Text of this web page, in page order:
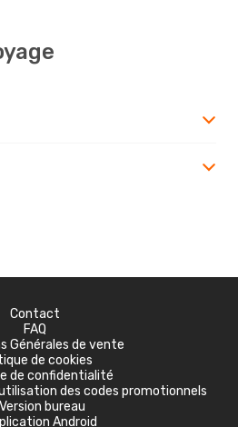
Contact
FAQ
Générales de vente
de cookies
de confidentialité
des codes promotionnels
Version bureau
Android